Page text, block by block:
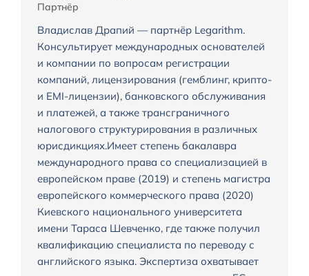
Партнёр
Владислав Драпий — партнёр Legarithm.
Консультирует международных основателей
и компании по вопросам регистрации
компаний, лицензирования (гемблинг, крипто-
и EMI-лицензии), банковского обслуживания
и платежей, а также трансграничного
налогового структурирования в различных
юрисдикциях.Имеет степень бакалавра
международного права со специализацией в
европейском праве (2019) и степень магистра
европейского коммерческого права (2020)
Киевского национального университета
имени Тараса Шевченко, где также получил
квалификацию специалиста по переводу с
английского языка. Экспертиза охватывает